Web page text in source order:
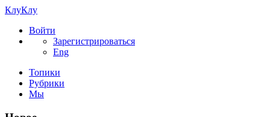
КлуКлу
Войти
Зарегистрироваться
Eng
Топики
Рубрики
Мы